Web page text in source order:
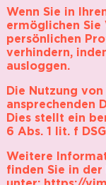
Wenn Sie in
ermöglichen
persönlichen
verhindern,
ausloggen.
Die Nutzung
ansprechenden
Dies stellt ein
6 Abs. 1 lit. f
Weitere
finden Sie in